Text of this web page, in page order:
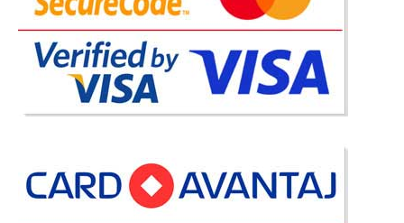
Saltea de Pat Almina
cercetari de lunga durata in domeniul sanatatii si pozitiei corecte a
corpului pe timpul somnului pentru a beneficia de un somn linistit.
Lansarea in fabricatie a saltelei Almina a adu..